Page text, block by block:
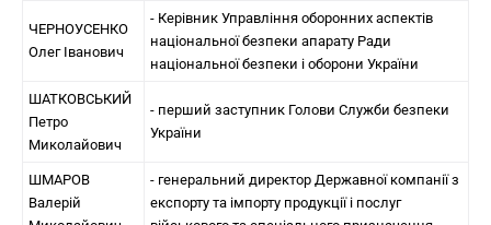
ЧЕРНОУСЕНКО
Олег Іванович
- Керівник Управління оборонних аспектів
національної безпеки апарату Ради
національної безпеки і оборони України
ШАТКОВСЬКИЙ
Петро
Миколайович
- перший заступник Голови Служби безпеки
України
ШМАРОВ
Валерій
- генеральний директор Державної компанії з
експорту та імпорту продукції і послуг